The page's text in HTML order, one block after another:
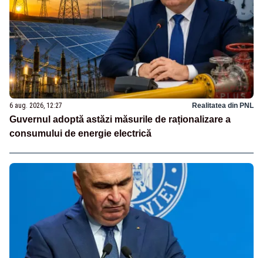
6 aug. 2026, 12:27 Realitatea din PNL
Guvernul adoptă astăzi măsurile de raționalizare a
consumului de energie electrică